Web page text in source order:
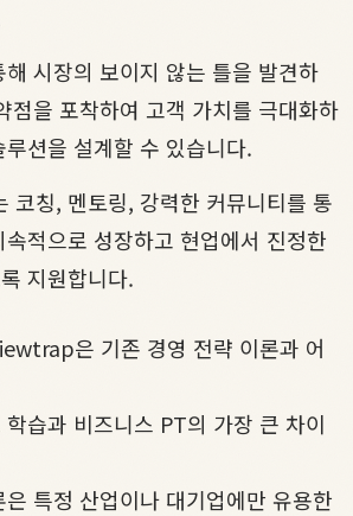
시장의 보이지 않는 틀을 발견하
점을 포착하여 고객 가치를 극대화하
션을 설계할 수 있습니다.
코칭, 멘토링, 강력한 커뮤니티를 통
적으로 성장하고 현업에서 진정한
지원합니다.
은 기존 경영 전략 이론과 어
습과 비즈니스 PT의 가장 큰 차이
특정 산업이나 대기업에만 유용한